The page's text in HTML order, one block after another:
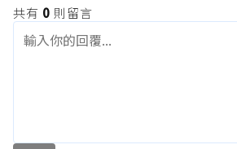
共有 0 則留言